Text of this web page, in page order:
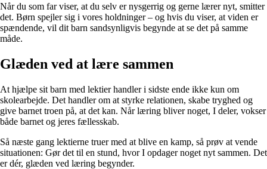
Når du som far viser, at du selv er nysgerrig og gerne lærer nyt, smitter
det. Børn spejler sig i vores holdninger – og hvis du viser, at viden er
spændende, vil dit barn sandsynligvis begynde at se det på samme
måde.
Glæden ved at lære sammen
At hjælpe sit barn med lektier handler i sidste ende ikke kun om
skolearbejde. Det handler om at styrke relationen, skabe tryghed og
give barnet troen på, at det kan. Når læring bliver noget, I deler, vokser
både barnet og jeres fællesskab.
Så næste gang lektierne truer med at blive en kamp, så prøv at vende
situationen: Gør det til en stund, hvor I opdager noget nyt sammen. Det
er dér, glæden ved læring begynder.